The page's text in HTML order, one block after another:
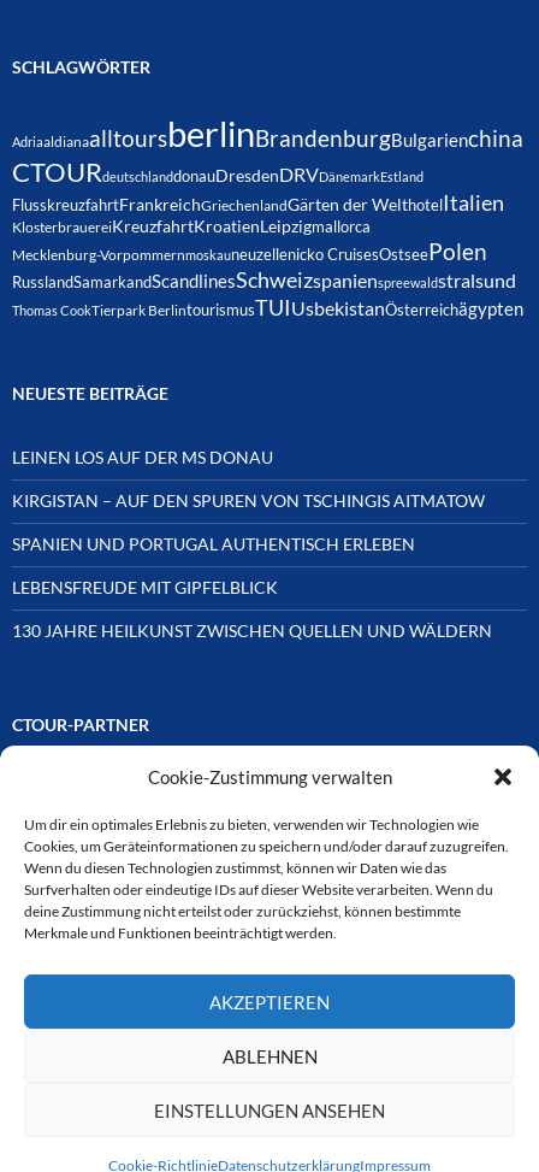
Cookie-Zustimmung verwalten
Um dir ein optimales Erlebnis zu bieten, verwenden wir Technologien wie
Cookies, um Geräteinformationen zu speichern und/oder darauf zuzugreifen.
Wenn du diesen Technologien zustimmst, können wir Daten wie das
Surfverhalten oder eindeutige IDs auf dieser Website verarbeiten. Wenn du
deine Zustimmung nicht erteilst oder zurückziehst, können bestimmte
Merkmale und Funktionen beeinträchtigt werden.
AKZEPTIEREN
ABLEHNEN
EINSTELLUNGEN ANSEHEN
Cookie-RichtlinieDatenschutzerklärungImpressum
SCHLAGWÖRTER
AdriaaldianaalltoursberlinBrandenburgBulgarienchina
CTOURdeutschlanddonauDresdenDRVDänemarkEstland
FlusskreuzfahrtFrankreichGriechenlandGärten der Welthotel Italien
KlosterbrauereiKreuzfahrtKroatienLeipzigmallorca
Mecklenburg-Vorpommernmoskauneuzellenicko CruisesOstseePolen
RusslandSamarkandScandlinesSchweizspanienspreewaldstralsund
Thomas CookTierpark BerlintourismusTUIUsbekistanÖsterreichägypten
NEUESTE BEITRÄGE
LEINEN LOS AUF DER MS DONAU
KIRGISTAN – AUF DEN SPUREN VON TSCHINGIS AITMATOW
SPANIEN UND PORTUGAL AUTHENTISCH ERLEBEN
LEBENSFREUDE MIT GIPFELBLICK
130 JAHRE HEILKUNST ZWISCHEN QUELLEN UND WÄLDERN
CTOUR-PARTNER
Unsere Reisejournalisten-Vereinigung ist über Mitglieder und
ausgewählten Partnern der Medien- und Tourismusbranche
verbunden. Hier eine
Auswahl der Online-Plattformen:
CTOUR der Club der Tourismus-Journalisten. Wir freuen uns immer
über Anfragen von neuen Mitgliedern. Nehmen Sie bei Interesse über
das Kontaktformular Kontakt zu uns auf. CTOUR über 30 Jahre im
Dienst des Reisejournalismus.
Datenschutzerklärung Stolz präsentiert von WordPress